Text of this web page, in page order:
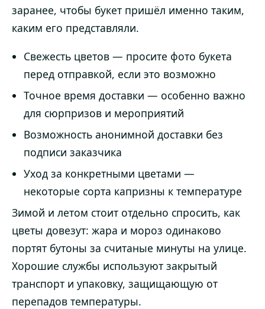
заранее, чтобы букет пришёл именно таким,
каким его представляли.
Свежесть цветов — просите фото букета
перед отправкой, если это возможно
Точное время доставки — особенно важно
для сюрпризов и мероприятий
Возможность анонимной доставки без
подписи заказчика
Уход за конкретными цветами —
некоторые сорта капризны к температуре
Зимой и летом стоит отдельно спросить, как
цветы довезут: жара и мороз одинаково
портят бутоны за считаные минуты на улице.
Хорошие службы используют закрытый
транспорт и упаковку, защищающую от
перепадов температуры.